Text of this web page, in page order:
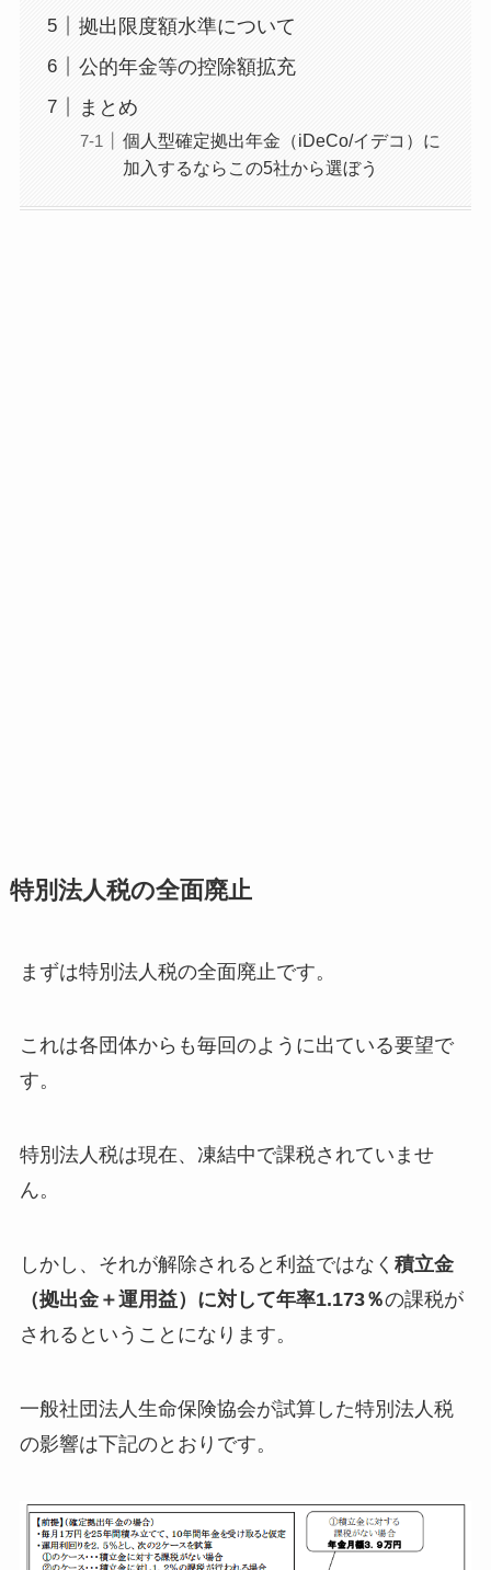
拠出限度額水準について
公的年金等の控除額拡充
まとめ
個人型確定拠出年金（iDeCo/イデコ）に
加入するならこの5社から選ぼう
特別法人税の全面廃止
まずは特別法人税の全面廃止です。
これは各団体からも毎回のように出ている要望で
す。
特別法人税は現在、凍結中で課税されていませ
ん。
しかし、それが解除されると利益ではなく 積立金
（拠出金＋運用益）に対して年率1.173％の課税が
されるということになります。
一般社団法人生命保険協会が試算した特別法人税
の影響は下記のとおりです。